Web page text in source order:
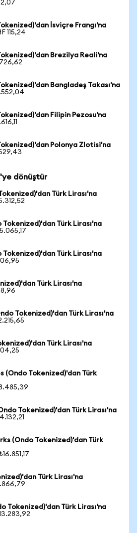
İsviçre Frangı'na
115,24
Brezilya Reali'na
Bangladeş Takası'na
Filipin Pezosu'na
Polonya Zlotisi'na
dönüştür
Türk Lirası'na
Türk Lirası'na
Tokenized)'dan Türk Lirası'na
Türk Lirası'na
Tokenized)'dan Türk Lirası'na
Türk Lirası'na
(Ondo Tokenized)'dan Türk
Tokenized)'dan Türk Lirası'na
(Ondo Tokenized)'dan Türk
Türk Lirası'na
Tokenized)'dan Türk Lirası'na